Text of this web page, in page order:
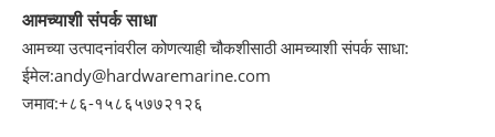
आमच्याशी संपर्क साधा
आमच्या उत्पादनांवरील कोणत्याही चौकशीसाठी आमच्याशी संपर्क साधा:
ईमेल:andy@hardwaremarine.com
जमाव:+८६-१५८६५७७२१२६